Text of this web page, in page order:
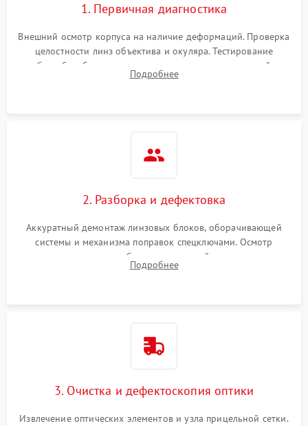
1. Первичная диагностика
Внешний осмотр корпуса на наличие деформаций. Проверка
целостности линз объектива и окуляра. Тестирование
работы барабанчиков ввода поправок, кольца отстройки
параллакса и зума. Выявление сколов, внутренних
Подробнее
2. Разборка и дефектовка
Аккуратный демонтаж линзовых блоков, оборачивающей
системы и механизма поправок спецключами. Осмотр
внутренних резьбовых соединений, пружин и
уплотнительных колец. Поиск причин люфта, смещения
Подробнее
3. Очистка и дефектоскопия оптики
Извлечение оптических элементов и узла прицельной сетки.